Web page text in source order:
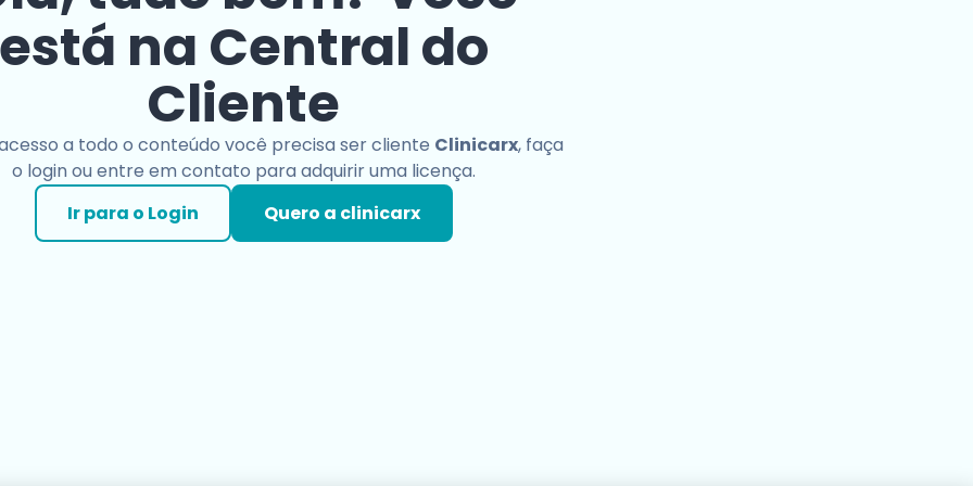
está na Central do
Cliente
a todo o conteúdo você precisa ser cliente Clinicarx, faça
o login ou entre em contato para adquirir uma licença.
Ir para o Login
Quero a clinicarx